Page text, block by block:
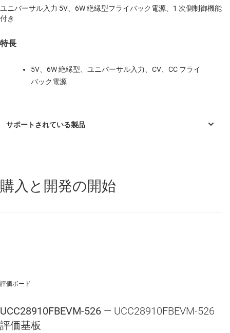
ユニバーサル入力 5V、6W 絶縁型フライバック電源、1 次側制御機能
付き
特長
5V、6W 絶縁型、ユニバーサル入力、CV、CC フライ
バック電源
UCC28910 — 定電圧、定電流、1 次側制御機能搭載、700V フライ
バック スイッチャ
購入と開発の開始
評価ボード
UCC28910FBEVM-526 — UCC28910FBEVM-526
評価基板